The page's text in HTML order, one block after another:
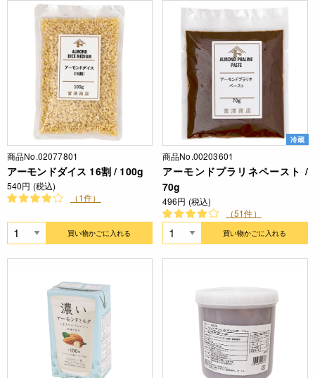
商品No.02077801
アーモンドダイス 16割 / 100g
540円 (税込)
（1件）
買い物かごに入れる
冷蔵
商品No.00203601
アーモンドプラリネペースト /
70g
496円 (税込)
（51件）
買い物かごに入れる